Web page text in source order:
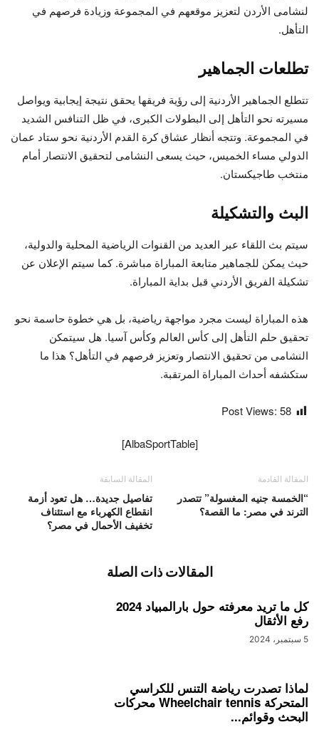
لنشامى الأردن لتعزيز موقعهم في المجموعة وزيادة فرصهم في
التأهل.
تطلعات الجماهير
تتطلع الجماهير الأردنية إلى رؤية فريقها يحقق نتيجة إيجابية ويواصل
مسيرته نحو التأهل إلى البطولات الكبرى، في ظل التنافس الشديد
في المجموعة. وتتجه أنظار عشاق كرة القدم الأردنية نحو ستاد عمان
الدولي مساء الخميس، حيث يسعى النشامى لتحقيق الانتصار أمام
منتخب طاجيكستان.
البث والتشكيلة
سيتم بث اللقاء عبر العديد من القنوات الرياضية المحلية والدولية،
حيث يمكن للجماهير متابعة المباراة مباشرة. كما سيتم الإعلان عن
تشكيلة الفريق الأردني قبل بداية المباراة.
هذه المباراة ليست مجرد مواجهة رياضية، بل هي خطوة حاسمة نحو
تحقيق حلم التأهل إلى كأس العالم وكأس آسيا. هل سيتمكن
النشامى من تحقيق الانتصار وتعزيز فرصهم في التأهل؟ هذا ما
ستكشفه أحداث المباراة المرتقبة.
Post Views: 58
[AlbaSportTable]
المقالة السابقة
تفاصيل جديدة… هل تعود أزمة
انقطاع الكهرباء مع استئناف
تخفيف الأحمال في مصر؟
المقالة القادمة
“الخمسة جنيه المغسولة” تتصدر
الترند في مصر: ما القصة؟
المقالات ذات الصلة
كل ما تريد معرفته حول بارالمبياد 2024
رفع الأثقال
5 سبتمبر، 2024
لماذا تصدرت رياضة التنس للكراسي
المتحركة Wheelchair tennis محركات
البحث وقوائم...